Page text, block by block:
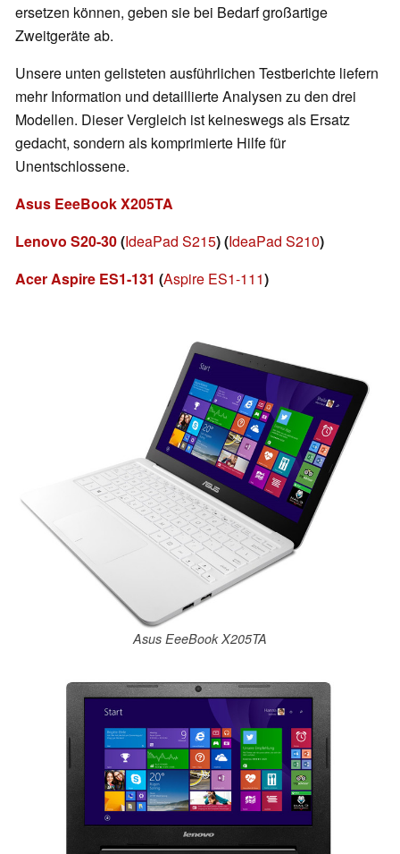
ersetzen können, geben sie bei Bedarf großartige
Zweitgeräte ab.
Unsere unten gelisteten ausführlichen Testberichte liefern
mehr Information und detaillierte Analysen zu den drei
Modellen. Dieser Vergleich ist keineswegs als Ersatz
gedacht, sondern als komprimierte Hilfe für
Unentschlossene.
Asus EeeBook X205TA
Lenovo S20-30(IdeaPad S215)(IdeaPad S210)
Acer Aspire ES1-131 (Aspire ES1-111)
Asus EeeBook X205TA